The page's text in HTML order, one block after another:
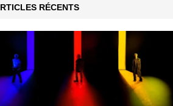
RÉCENTS